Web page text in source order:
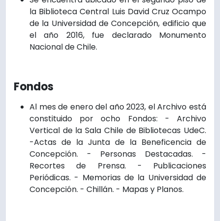
la Biblioteca Central Luis David Cruz Ocampo
de la Universidad de Concepción, edificio que
el año 2016, fue declarado Monumento
Nacional de Chile.
Fondos
Al mes de enero del año 2023, el Archivo está
constituido por ocho Fondos: - Archivo
Vertical de la Sala Chile de Bibliotecas UdeC.
-Actas de la Junta de la Beneficencia de
Concepción. - Personas Destacadas. -
Recortes de Prensa. - Publicaciones
Periódicas. - Memorias de la Universidad de
Concepción. - Chillán. - Mapas y Planos.